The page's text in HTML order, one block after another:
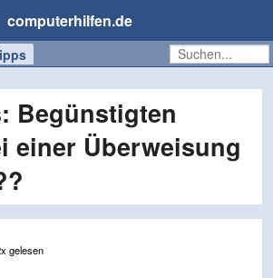
computerhilfen.de
Begünstigten
einer Überweisung
gelesen